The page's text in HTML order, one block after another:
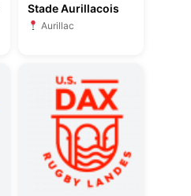
Stade Aurillacois
Aurillac